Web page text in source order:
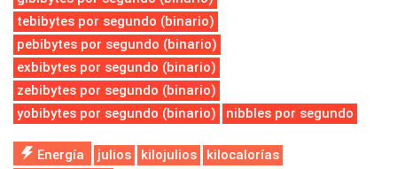
tebibytes por segundo (binario)
pebibytes por segundo (binario)
exbibytes por segundo (binario)
zebibytes por segundo (binario)
yobibytes por segundo (binario)
nibbles por segundo
Energía julios kilojulios
kilocalorías